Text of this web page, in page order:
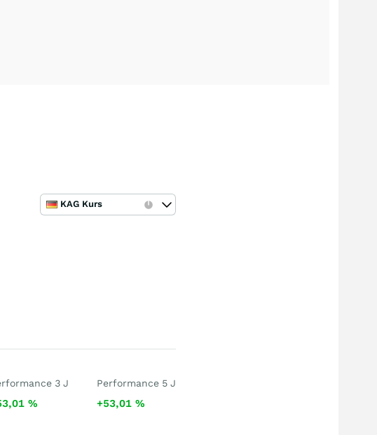
KAG Kurs
3 J
%
Performance 5 J
+53,01 %